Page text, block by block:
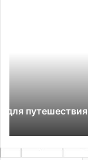
Удивительные